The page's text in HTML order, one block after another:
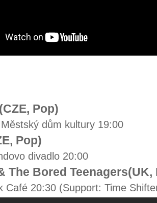
Pop)
dům kultury 19:00
Pop)
divadlo 20:00
The Bored Teenagers(UK,
Café 20:30 (Support: Time